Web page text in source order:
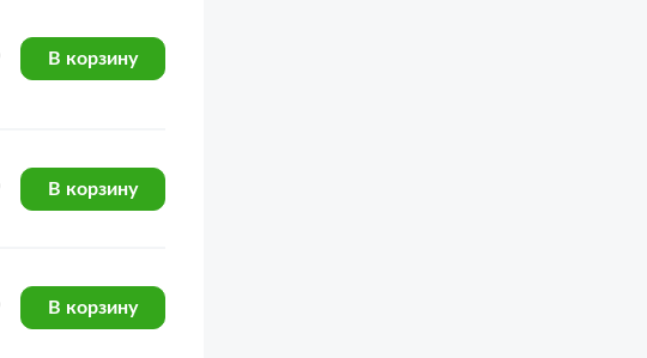
В корзину
В корзину
В корзину